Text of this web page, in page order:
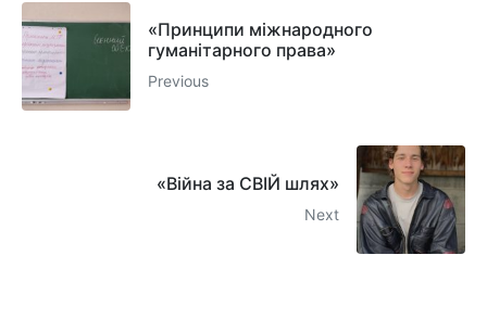
«Принципи міжнародного
гуманітарного права»
Previous
«Війна за СВІЙ шлях»
Next